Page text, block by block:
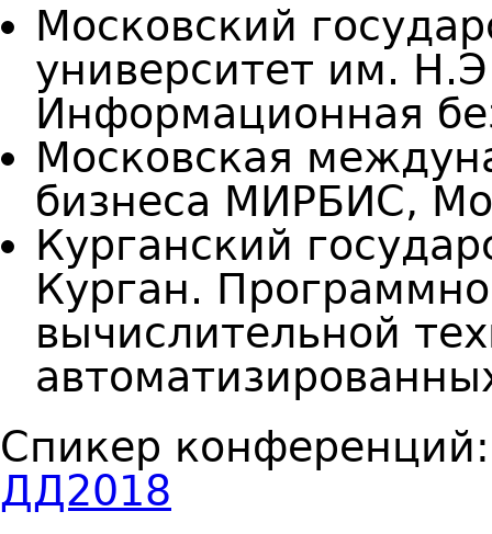
Московский
университет им.
Информационная
Московская
бизнеса МИРБИС,
Курганский
Курган.
вычислительной
Спикер
ДД2018